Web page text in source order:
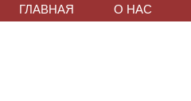
ГЛАВНАЯ О НАС